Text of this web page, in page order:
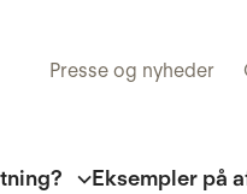
Presse og nyheder
Eksempler på